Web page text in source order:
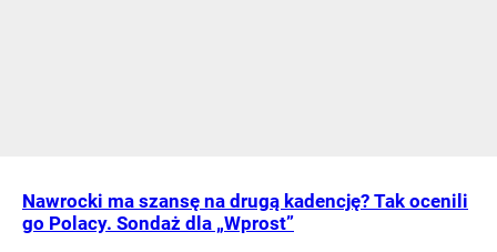
Nawrocki ma szansę na drugą kadencję? Tak ocenili
go Polacy. Sondaż dla „Wprost”